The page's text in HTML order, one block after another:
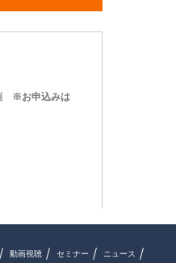
動画視聴 セミナー ニュース